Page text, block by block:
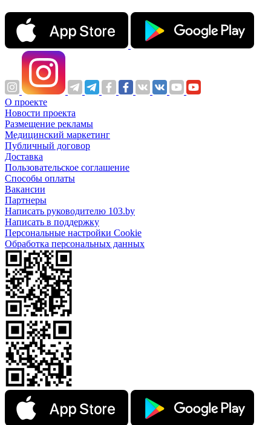
О проекте
Новости проекта
Размещение рекламы
Медицинский маркетинг
Публичный договор
Доставка
Пользовательское соглашение
Способы оплаты
Вакансии
Партнеры
Написать руководителю 103.by
Написать в поддержку
Персональные настройки Cookie
Обработка персональных данных